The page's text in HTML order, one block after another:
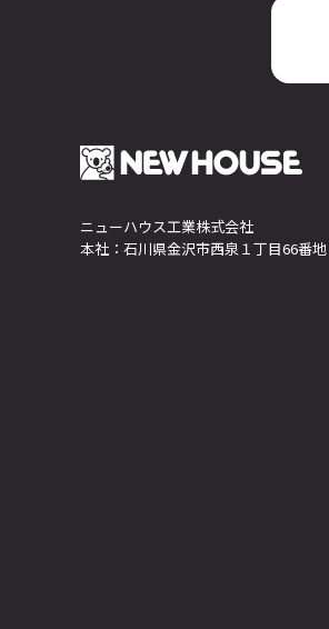
ニューハウス工業株式会社
本社：石川県金沢市西泉１丁目66番地